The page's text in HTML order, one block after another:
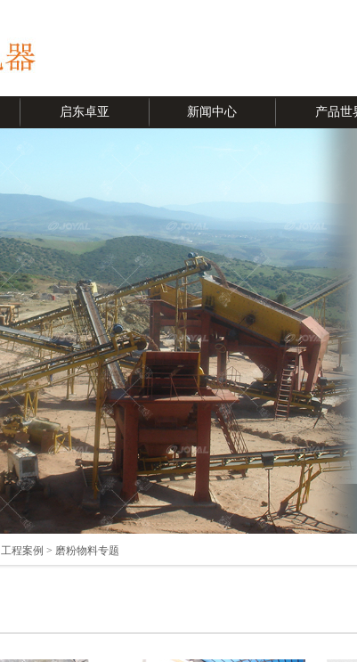
启东卓亚 新闻中心 产品世
工程案例 > 磨粉物料专题